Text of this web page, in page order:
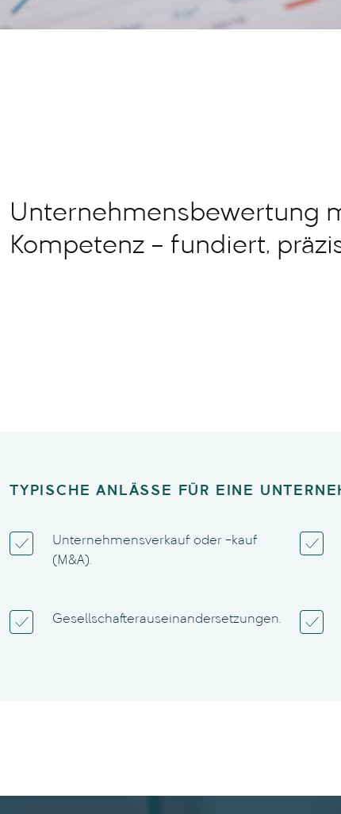
Unternehmensbewertung
Kompetenz – fundiert,
TYPISCHE ANLÄSSE FÜR EINE
Unternehmensverkauf oder -kauf
(M&A).
Gesellschafterauseinandersetzungen.